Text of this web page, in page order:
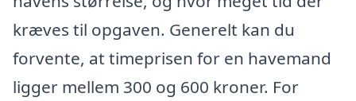
kræves til opgaven. Generelt kan du
forvente, at timeprisen for en havemand
ligger mellem 300 og 600 kroner. For